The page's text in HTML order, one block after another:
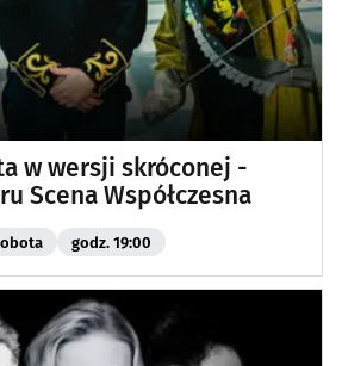
w wersji skróconej -
Scena Współczesna
godz. 19:00